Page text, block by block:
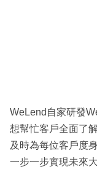
WeLend自家研發
想幫忙客戶全面了
及時為每位客戶度
一步一步實現未來大